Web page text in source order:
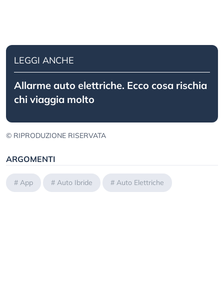
LEGGI ANCHE
Allarme auto elettriche. Ecco cosa rischia
chi viaggia molto
© RIPRODUZIONE RISERVATA
ARGOMENTI
# App # Auto Ibride # Auto Elettriche